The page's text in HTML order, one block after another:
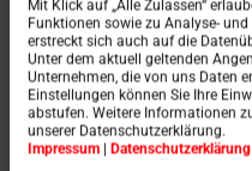
Mit Klick auf „Alle Zulassen“
Funktionen sowie zu Analyse-
erstreckt sich auch auf die
Unter dem aktuell geltenden
Unternehmen, die von uns Daten
Einstellungen können Sie Ihre
abstufen. Weitere Informationen
unserer Datenschutzerklärung.
Impressum | Datenschutzerklärung
Auch beim Austausch
Profis und ihre Kunden
Klapp-Schwingfenster
Schwingfenster AR2
Dachfenstern der
Baujahr 1994. Roto
1994 werden durch das